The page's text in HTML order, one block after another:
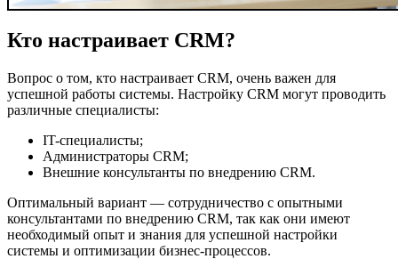
Кто настраивает CRM?
Вопрос о том, кто настраивает CRM, очень важен для
успешной работы системы. Настройку CRM могут проводить
различные специалисты:
IT-специалисты;
Администраторы CRM;
Внешние консультанты по внедрению CRM.
Оптимальный вариант — сотрудничество с опытными
консультантами по внедрению CRM, так как они имеют
необходимый опыт и знания для успешной настройки
системы и оптимизации бизнес-процессов.